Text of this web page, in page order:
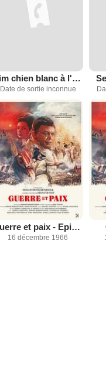
Bim chien blanc à l'oreille noire
Date de sortie inconnue
Guerre et paix - Episode 1: Andreï Bolkonski
16 décembre 1966